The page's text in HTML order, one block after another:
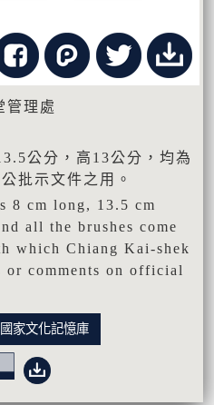
管理處
公分，高13公分，均為
批示文件之用。
8 cm long, 13.5 cm
all the brushes come
which Chiang Kai-shek
comments on official
國家文化記憶庫